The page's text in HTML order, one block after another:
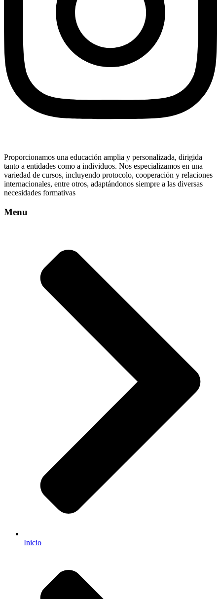
Proporcionamos una educación amplia y personalizada, dirigida
tanto a entidades como a individuos. Nos especializamos en una
variedad de cursos, incluyendo protocolo, cooperación y relaciones
internacionales, entre otros, adaptándonos siempre a las diversas
necesidades formativas
Menu
Inicio